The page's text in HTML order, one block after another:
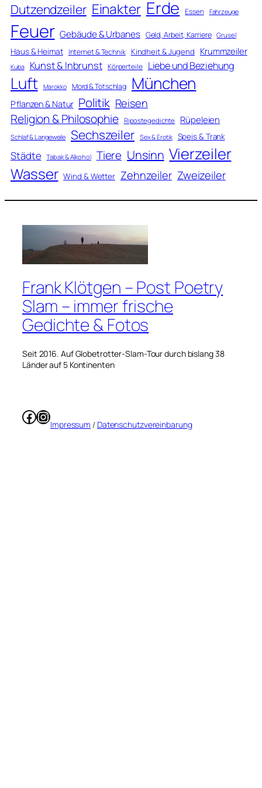
Dutzendzeiler Einakter Erde Essen Fahrzeuge
Feuer Gebäude & Urbanes Geld, Arbeit, Karriere Grusel
Haus & Heimat Internet & Technik Kindheit & Jugend Krummzeiler
Kuba Kunst & Inbrunst Körperteile Liebe und Beziehung
Luft Marokko Mord & Totschlag München
Pflanzen & Natur Politik Reisen
Religion & Philosophie Ripostegedichte Rüpeleien
Schlaf & Langeweile Sechszeiler Sex & Erotik Speis & Trank
Städte Tabak & Alkohol Tiere Unsinn Vierzeiler
Wasser Wind & Wetter Zehnzeiler Zweizeiler
Frank Klötgen – Post Poetry
Slam – immer frische
Gedichte & Fotos
Seit 2016. Auf Globetrotter-Slam-Tour durch bislang 38
Länder auf 5 Kontinenten
Facebook
Instagram
Impressum / Datenschutzvereinbarung